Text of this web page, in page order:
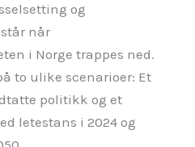
og
når
i Norge trappes ned.
to ulike scenarioer: Et
politikk og et
letestans i 2024 og